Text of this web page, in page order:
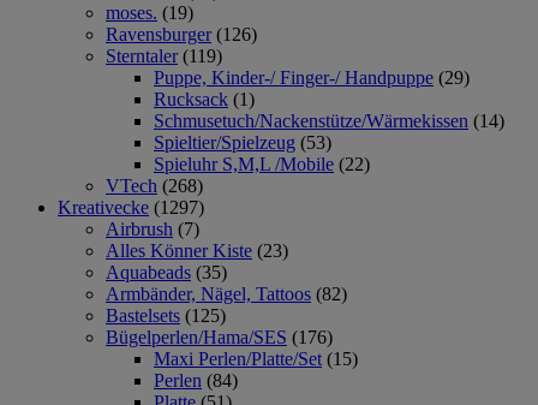
moses. (19)
Ravensburger (126)
Sterntaler (119)
Puppe, Kinder-/ Finger-/ Handpuppe (29)
Rucksack (1)
Schmusetuch/Nackenstütze/Wärmekissen (14)
Spieltier/Spielzeug (53)
Spieluhr S,M,L /Mobile (22)
VTech (268)
Kreativecke (1297)
Airbrush (7)
Alles Könner Kiste (23)
Aquabeads (35)
Armbänder, Nägel, Tattoos (82)
Bastelsets (125)
Bügelperlen/Hama/SES (176)
Maxi Perlen/Platte/Set (15)
Perlen (84)